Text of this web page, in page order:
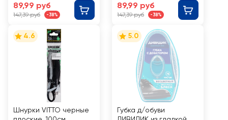
89,99 руб
147,39 руб -38%
89,99 руб
147,39 руб -38%
4.6
Шнурки VITTO черные
5.0
Губка д/обуви